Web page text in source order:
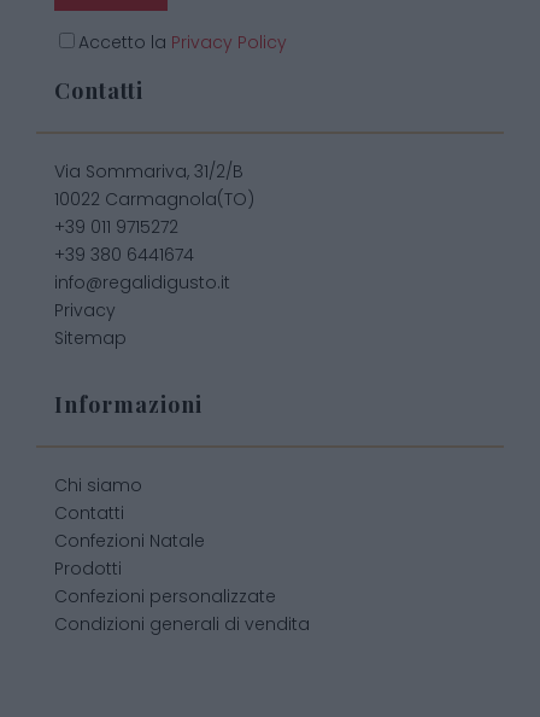
Accetto la Privacy Policy
Contatti
Via Sommariva, 31/2/B
10022 Carmagnola(TO)
+39 011 9715272
+39 380 6441674
info@regalidigusto.it
Privacy
Sitemap
Informazioni
Chi siamo
Contatti
Confezioni Natale
Prodotti
Confezioni personalizzate
Condizioni generali di vendita